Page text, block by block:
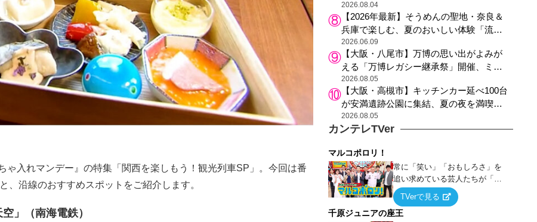
ゃ入れマンデー』の特集「関西を楽しもう！観光列車SP」。今回は番
沿線のおすすめスポットをご紹介します。
」（南海電鉄）
銘菓“おたべ”との限定コラボも
2026.08.04
【2026年最新】そうめんの聖地・奈良＆
兵庫で楽しむ、夏のおいしい体験「流し
そうめん体験」おすすめ3選
2026.06.09
【大阪・八尾市】万博の思い出がよみが
える「万博レガシー継承祭」開催、ミャ
クミャク登場、大屋根リング木材展示も
2026.08.05
【大阪・高槻市】キッチンカー延べ100台
が安満遺跡公園に集結、夏の夜を満喫す
る4日間のグルメイベント
2026.08.05
カンテレTVer
マルコポロリ！
常に「笑い」「おもしろさ」を
追い求めている芸人たちが「芸
能界」という大海原に漕ぎ出で
て、新たなオモシロ人間を発掘
する！
TVerで見る
千原ジュニアの座王